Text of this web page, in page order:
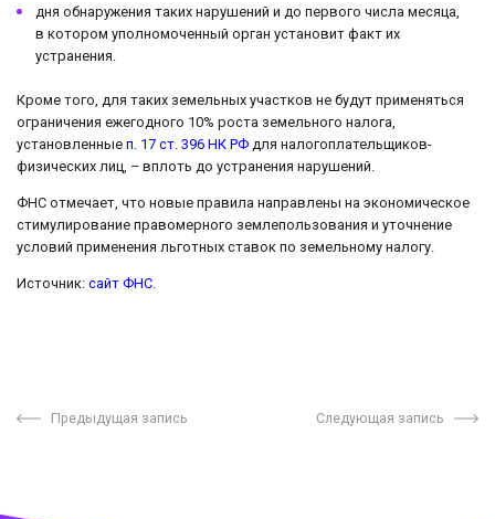
дня обнаружения таких нарушений и до первого числа месяца,
в котором уполномоченный орган установит факт их
устранения.
Кроме того, для таких земельных участков не будут применяться
ограничения ежегодного 10% роста земельного налога,
установленные п. 17 ст. 396 НК РФ для налогоплательщиков-
физических лиц, – вплоть до устранения нарушений.
ФНС отмечает, что новые правила направлены на экономическое
стимулирование правомерного землепользования и уточнение
условий применения льготных ставок по земельному налогу.
Источник: сайт ФНС
Предыдущая запись Следующая запись